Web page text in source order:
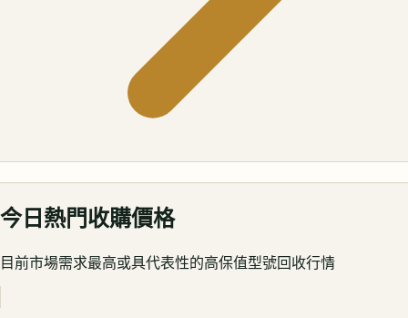
今日熱門收購價格
目前市場需求最高或具代表性的高保值型號回收行情